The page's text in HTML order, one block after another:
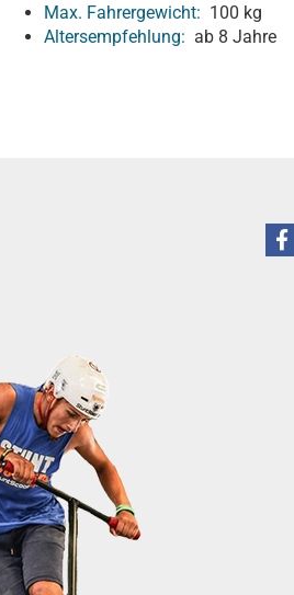
Max. Fahrergewicht: 100 kg
Altersempfehlung: ab 8 Jahre